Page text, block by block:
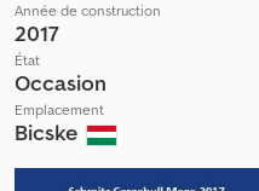
Année de construction
2017
État
Occasion
Emplacement
Bicske